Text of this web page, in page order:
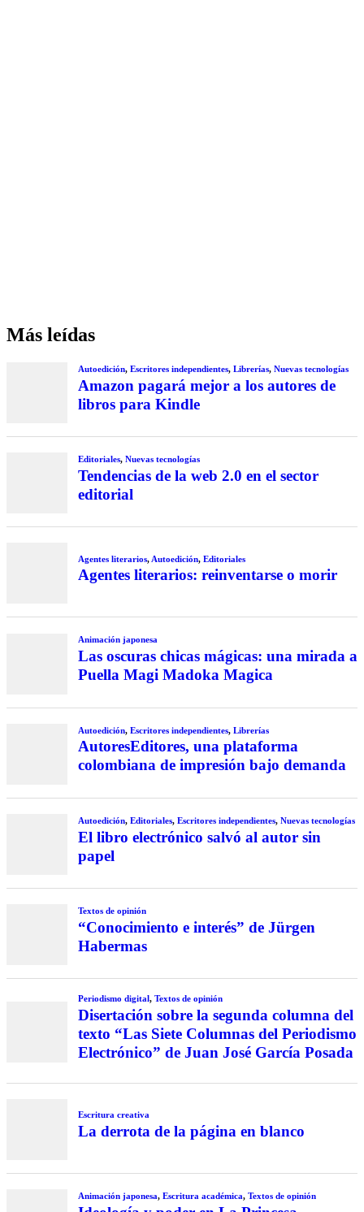
Más leídas
Autoedición, Escritores independientes, Librerías, Nuevas tecnologías
Amazon pagará mejor a los autores de
libros para Kindle
Editoriales, Nuevas tecnologías
Tendencias de la web 2.0 en el sector
editorial
Agentes literarios, Autoedición, Editoriales
Agentes literarios: reinventarse o morir
Animación japonesa
Las oscuras chicas mágicas: una mirada a
Puella Magi Madoka Magica
Autoedición, Escritores independientes, Librerías
AutoresEditores, una plataforma
colombiana de impresión bajo demanda
Autoedición, Editoriales, Escritores independientes, Nuevas tecnologías
El libro electrónico salvó al autor sin
papel
Textos de opinión
“Conocimiento e interés” de Jürgen
Habermas
Periodismo digital, Textos de opinión
Disertación sobre la segunda columna del
texto “Las Siete Columnas del Periodismo
Electrónico” de Juan José García Posada
Escritura creativa
La derrota de la página en blanco
Animación japonesa, Escritura académica, Textos de opinión